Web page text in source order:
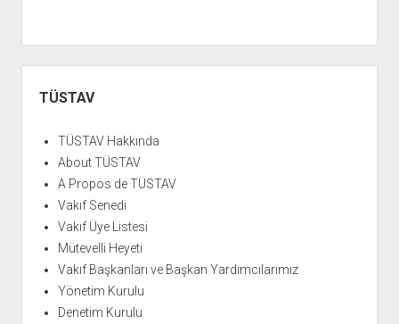
Menü
TÜSTAV
TÜSTAV Hakkında
About TÜSTAV
A Propos de TÜSTAV
Vakıf Senedi
Vakıf Üye Listesi
Mütevelli Heyeti
Vakıf Başkanları ve Başkan Yardımcılarımız
Yönetim Kurulu
Denetim Kurulu